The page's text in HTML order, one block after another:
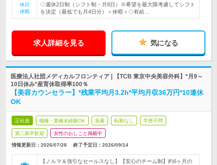
休日
休暇
◇週休2日制（シフト制・月8日）※希望を最大限考慮してシフト
を決定（最低でも月4日分）＜休暇＞◇有給…
求人詳細を見る 気になる
医療法人社団メディカルフロンティア | 【TCB 東京中央美容外科】*月9～
10日休み*産育休取得率100％
【美容カウンセラー】*残業平均月3.2h*平均月収36万円*10連休
OK
正社員 職種・業種未経験OK 急募 転勤なし 学歴不問
第二新卒歓迎 女性のおしごと掲載中
情報更新日：2026/07/28 終了予定日： 2026/09/14
【ノルマ＆強引なセールスなし】【安心のチーム制】約6ヶ月の